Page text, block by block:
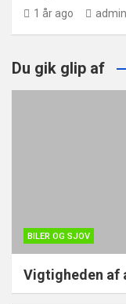
1 år ago admin
Du gik glip af
BILER OG SJOV
Vigtigheden af